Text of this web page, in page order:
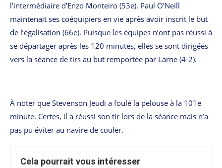
l’intermédiaire d’Enzo Monteiro (53e). Paul O’Neill
maintenait ses coéquipiers en vie après avoir inscrit le but
de l’égalisation (66e). Puisque les équipes n’ont pas réussi à
se départager après les 120 minutes, elles se sont dirigées
vers la séance de tirs au but remportée par Larne (4-2).
À noter que Stevenson Jeudi a foulé la pelouse à la 101e
minute. Certes, il a réussi son tir lors de la séance mais n’a
pas pu éviter au navire de couler.
Cela pourrait vous intéresser